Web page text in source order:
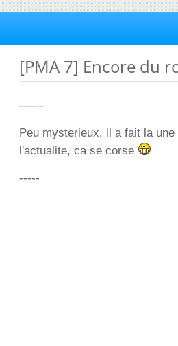
[PMA 7] Encore du
------
Peu mysterieux, il a fait la
l'actualite, ca se corse
-----